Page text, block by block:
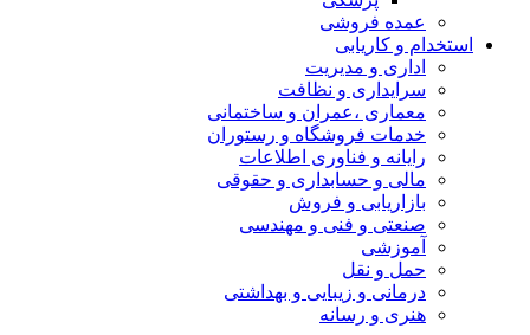
عمده فروشی
استخدام و کاریابی
اداری و مدیریت
سرایداری و نظافت
معماری ،عمران و ساختمانی
خدمات فروشگاه و رستوران
رایانه و فناوری اطلاعات
مالی و حسابداری و حقوقی
بازاریابی و فروش
صنعتی و فنی و مهندسی
آموزشی
حمل و نقل
درمانی و زیبایی و بهداشتی
هنری و رسانه